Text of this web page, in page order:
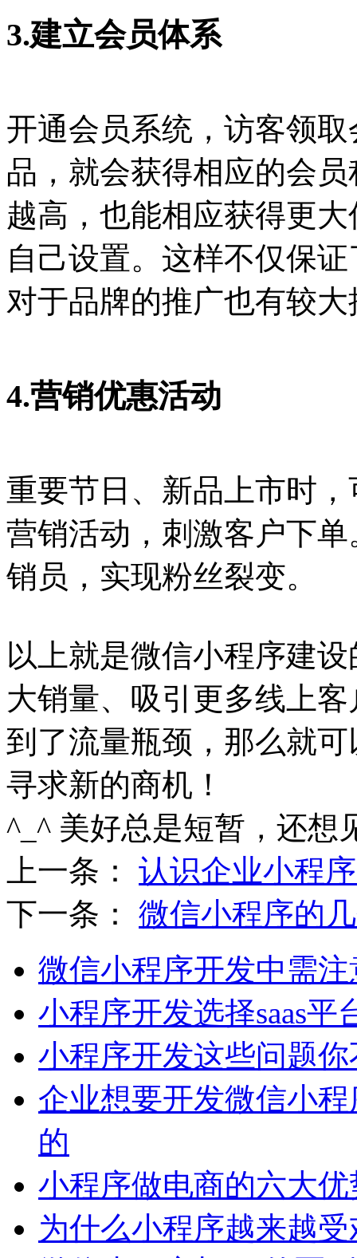
3.建立会员体系
开通会员系统，访客领
品，就会获得相应的会
越高，也能相应获得更
自己设置。这样不仅保
对于品牌的推广也有较大
4.营销优惠活动
重要节日、新品上市时
营销活动，刺激客户下
销员，实现粉丝裂变。
以上就是微信小程序建
大销量、吸引更多线上
到了流量瓶颈，那么就
寻求新的商机！
^_^ 美好总是短暂，还想
上一条： 认识企业小程
下一条： 微信小程序的
微信小程序开发中需
小程序开发选择saas平
小程序开发这些问题
企业想要开发微信小
的
小程序做电商的六大
为什么小程序越来越